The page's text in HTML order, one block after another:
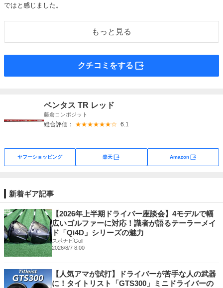
ではと感じました。
もっと見る
クチコミをする
ベンタス TR レッド
藤倉コンポジット
総合評価： ★★★★★★☆ 6.1
ヤフーショッピング 楽天 Amazon
新着ギア記事
【2026年上半期ドライバー座談会】4モデルで幅
広いゴルファーに対応！識者が語るテーラーメイ
ド「Qi4D」シリーズの魅力
スポナビGolf
2026/8/7 8:00
【人気アマが試打】ドライバーが苦手な人の武器
に！タイトリスト「GTS300」ミニドライバーの